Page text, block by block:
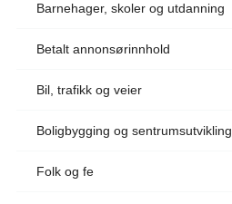
Barnehager, skoler og utdanning
Betalt annonsørinnhold
Bil, trafikk og veier
Boligbygging og sentrumsutvikling
Folk og fe